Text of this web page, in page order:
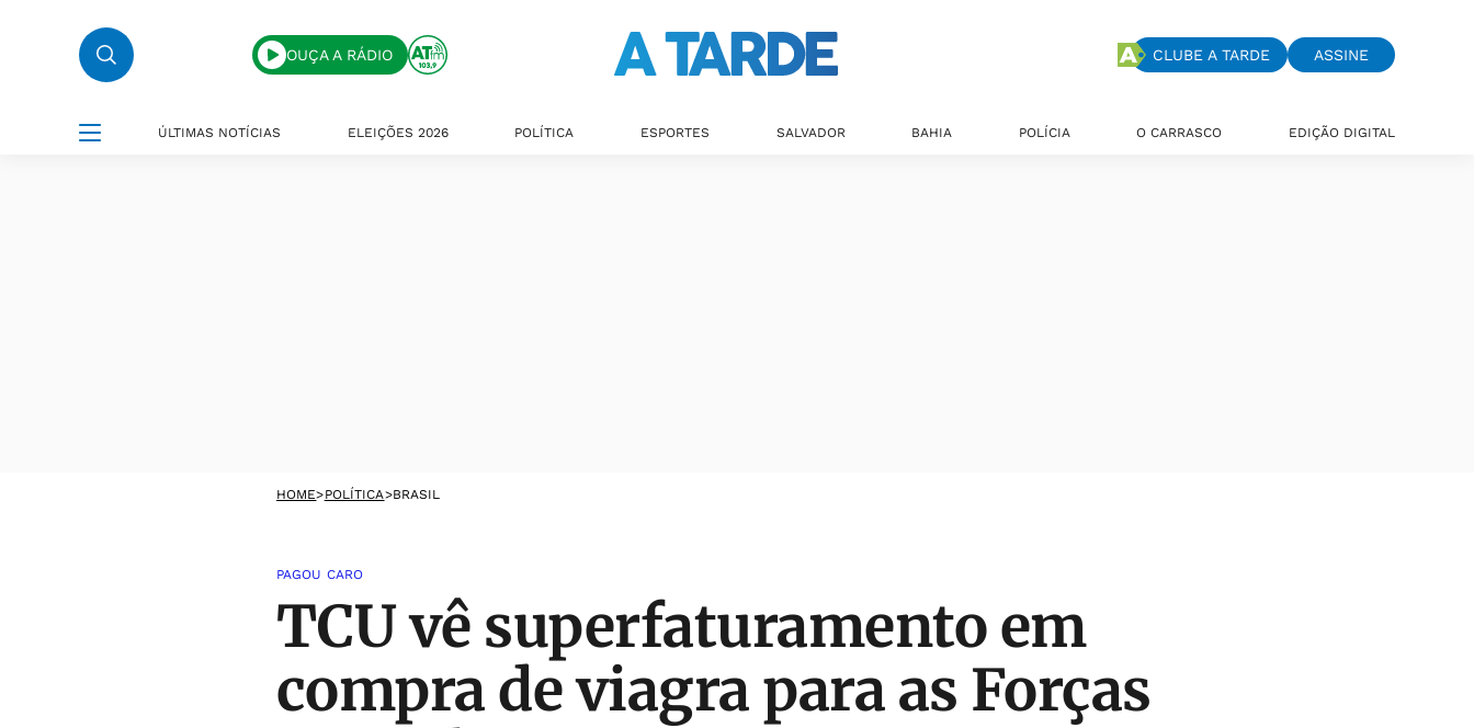
OUÇA A RÁDIO CLUBE A TARDE ASSINE
ÚLTIMAS NOTÍCIAS ELEIÇÕES 2026 POLÍTICA ESPORTES SALVADOR BAHIA POLÍCIA O CARRASCO EDIÇÃO DIGITAL
HOME>POLÍTICA>BRASIL
PAGOU CARO
TCU vê superfaturamento em
compra de viagra para as Forças